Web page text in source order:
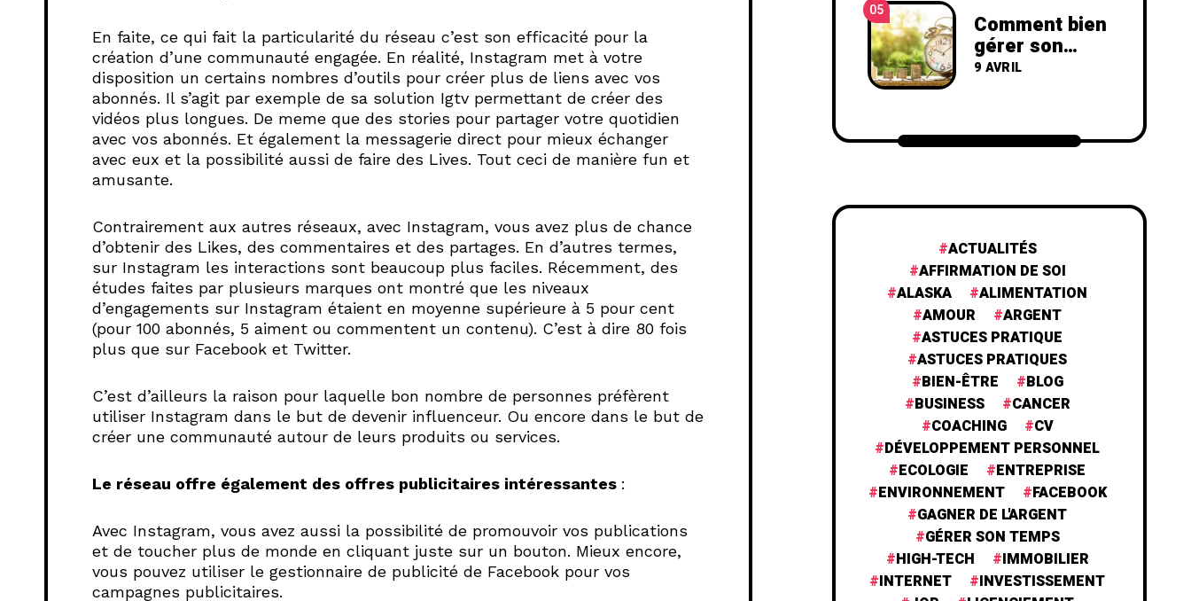
En faite, ce qui fait la particularité du réseau c’est son efficacité pour la
création d’une communauté engagée. En réalité, Instagram met à votre
disposition un certains nombres d’outils pour créer plus de liens avec vos
abonnés. Il s’agit par exemple de sa solution Igtv permettant de créer des
vidéos plus longues. De meme que des stories pour partager votre quotidien
avec vos abonnés. Et également la messagerie direct pour mieux échanger
avec eux et la possibilité aussi de faire des Lives. Tout ceci de manière fun et
amusante.
Contrairement aux autres réseaux, avec Instagram, vous avez plus de chance
d’obtenir des Likes, des commentaires et des partages. En d’autres termes,
sur Instagram les interactions sont beaucoup plus faciles. Récemment, des
études faites par plusieurs marques ont montré que les niveaux
d’engagements sur Instagram étaient en moyenne supérieure à 5 pour cent
(pour 100 abonnés, 5 aiment ou commentent un contenu). C’est à dire 80 fois
plus que sur Facebook et Twitter.
C’est d’ailleurs la raison pour laquelle bon nombre de personnes préfèrent
utiliser Instagram dans le but de devenir influenceur. Ou encore dans le but de
créer une communauté autour de leurs produits ou services.
Le réseau offre également des offres publicitaires intéressantes :
Avec Instagram, vous avez aussi la possibilité de promouvoir vos publications
et de toucher plus de monde en cliquant juste sur un bouton. Mieux encore,
vous pouvez utiliser le gestionnaire de publicité de Facebook pour vos
campagnes publicitaires.
05
Comment bien
gérer son
temps
9 AVRIL
ACTUALITÉS
AFFIRMATION DE SOI
ALASKA
ALIMENTATION
AMOUR
ARGENT
ASTUCES PRATIQUE
ASTUCES PRATIQUES
BIEN-ÊTRE
BLOG
BUSINESS
CANCER
COACHING
CV
DÉVELOPPEMENT PERSONNEL
ECOLOGIE
ENTREPRISE
ENVIRONNEMENT
FACEBOOK
GAGNER DE L'ARGENT
GÉRER SON TEMPS
HIGH-TECH
IMMOBILIER
INTERNET
INVESTISSEMENT